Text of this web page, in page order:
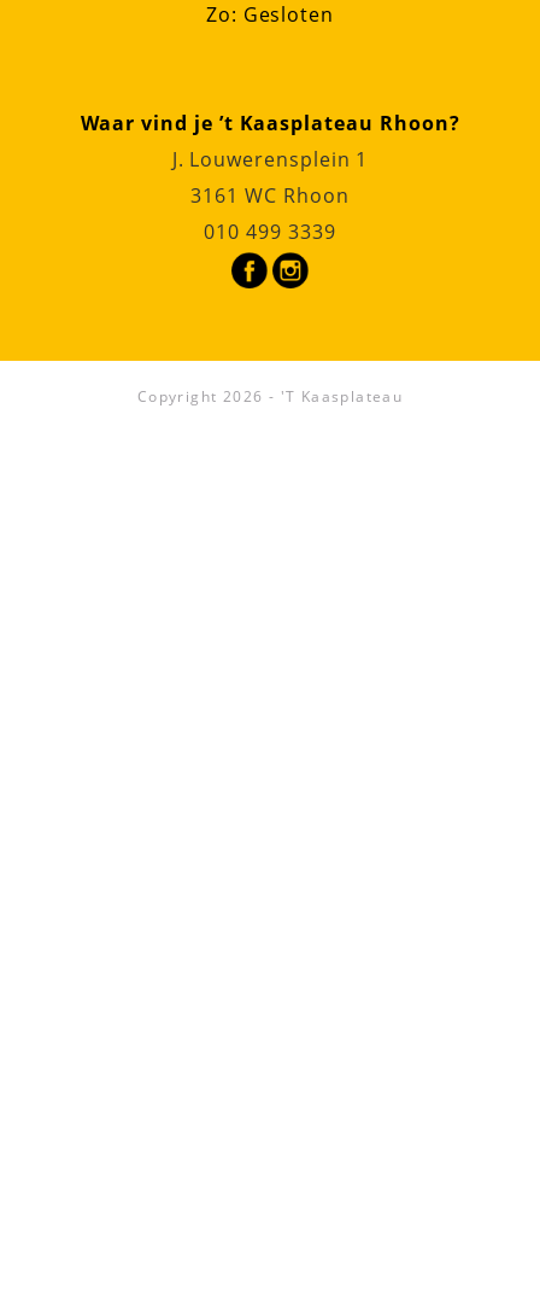
Zo: Gesloten
Waar vind je ’t Kaasplateau Rhoon?
J. Louwerensplein 1
3161 WC Rhoon
010 499 3339
Copyright 2026 - 'T Kaasplateau